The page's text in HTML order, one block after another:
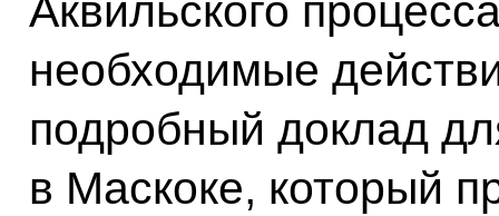
Аквильского
необходимые
подробный доклад
в Маскоке, который